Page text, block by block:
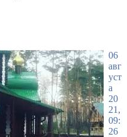
06
авг
уст
а
20
21,
09:
26